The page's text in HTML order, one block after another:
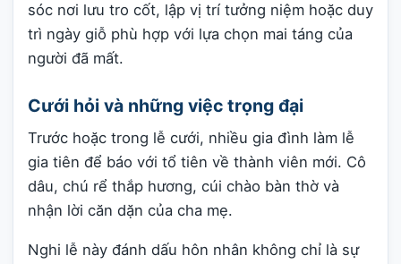
sóc nơi lưu tro cốt, lập vị trí tưởng niệm hoặc duy
trì ngày giỗ phù hợp với lựa chọn mai táng của
người đã mất.
Cưới hỏi và những việc trọng đại
Trước hoặc trong lễ cưới, nhiều gia đình làm lễ
gia tiên để báo với tổ tiên về thành viên mới. Cô
dâu, chú rể thắp hương, cúi chào bàn thờ và
nhận lời căn dặn của cha mẹ.
Nghi lễ này đánh dấu hôn nhân không chỉ là sự